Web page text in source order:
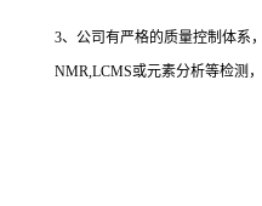
3、公司有严格的质量控制体系
NMR,LCMS或元素分析等检测